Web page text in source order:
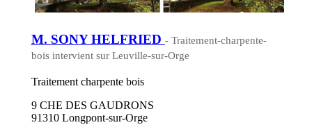
M. SONY HELFRIED - Traitement-charpente-
bois intervient sur Leuville-sur-Orge
Traitement charpente bois
9 CHE DES GAUDRONS
91310 Longpont-sur-Orge